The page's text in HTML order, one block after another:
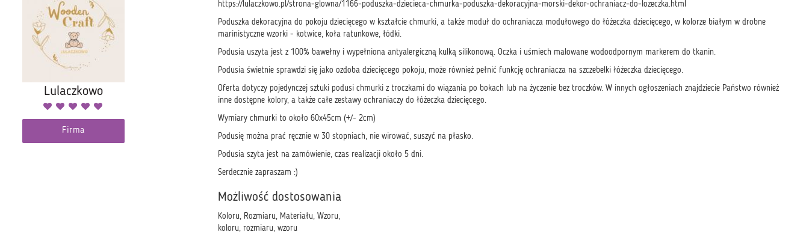
https://lulaczkowo.pl/strona-glowna/1166-poduszka-dziecieca-chmurka-poduszka-dekoracyjna-morski-dekor-ochraniacz-do-lozeczka.html
Poduszka dekoracyjna do pokoju dziecięcego w kształcie chmurki, a także moduł do ochraniacza modułowego do łóżeczka dziecięcego, w kolorze białym w drobne
marinistyczne wzorki - kotwice, koła ratunkowe, łódki.
Podusia uszyta jest z 100% bawełny i wypełniona antyalergiczną kulką silikonową. Oczka i uśmiech malowane wodoodpornym markerem do tkanin.
Podusia świetnie sprawdzi się jako ozdoba dziecięcego pokoju, może również pełnić funkcję ochraniacza na szczebelki łóżeczka dziecięcego.
Oferta dotyczy pojedynczej sztuki podusi chmurki z troczkami do wiązania po bokach lub na życzenie bez troczków. W innych ogłoszeniach znajdziecie Państwo również
inne dostępne kolory, a także całe zestawy ochraniaczy do łóżeczka dziecięcego.
Wymiary chmurki to około 60x45cm (+/- 2cm)
Podusię można prać ręcznie w 30 stopniach, nie wirować, suszyć na płasko.
Podusia szyta jest na zamówienie, czas realizacji około 5 dni.
Serdecznie zapraszam :)
Możliwość dostosowania
Koloru, Rozmiaru, Materiału, Wzoru,
koloru, rozmiaru, wzoru
Lulaczkowo
Firma